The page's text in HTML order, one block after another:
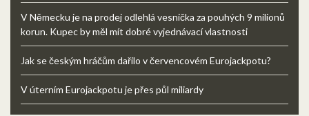
V Německu je na prodej odlehlá vesnička za pouhých 9 milionů
korun. Kupec by měl mít dobré vyjednávací vlastnosti
Jak se českým hráčům dařilo v červencovém Eurojackpotu?
V úterním Eurojackpotu je přes půl miliardy